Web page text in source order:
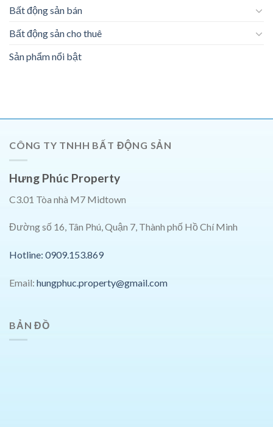
Bất động sản bán
Bất động sản cho thuê
Sản phẩm nổi bật
CÔNG TY TNHH BẤT ĐỘNG SẢN
Hưng Phúc Property
C3.01 Tòa nhà M7 Midtown
Đường số 16, Tân Phú, Quận 7, Thành phố Hồ Chí Minh
Hotline: 0909.153.869
Email: hungphuc.property@gmail.com
BẢN ĐỒ